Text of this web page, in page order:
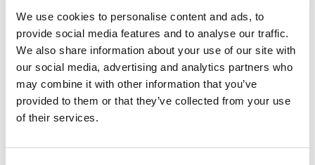
We use cookies to personalise content and ads, to
provide social media features and to analyse our traffic.
We also share information about your use of our site with
our social media, advertising and analytics partners who
may combine it with other information that you’ve
provided to them or that they’ve collected from your use
of their services.
migranten werden gebruikt en
gemanipuleerd in het drama van
Ceuta
woensdag 5 augustus 2026
GAS-boetes voor vreedzame
laten ons niet intimideren”